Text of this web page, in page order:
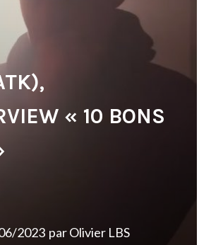
« 10 BONS
2023 parOlivier LBS